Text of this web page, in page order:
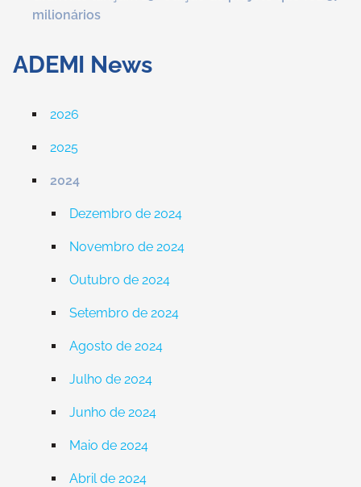
milionários
ADEMI News
2026
2025
2024
Dezembro de 2024
Novembro de 2024
Outubro de 2024
Setembro de 2024
Agosto de 2024
Julho de 2024
Junho de 2024
Maio de 2024
Abril de 2024